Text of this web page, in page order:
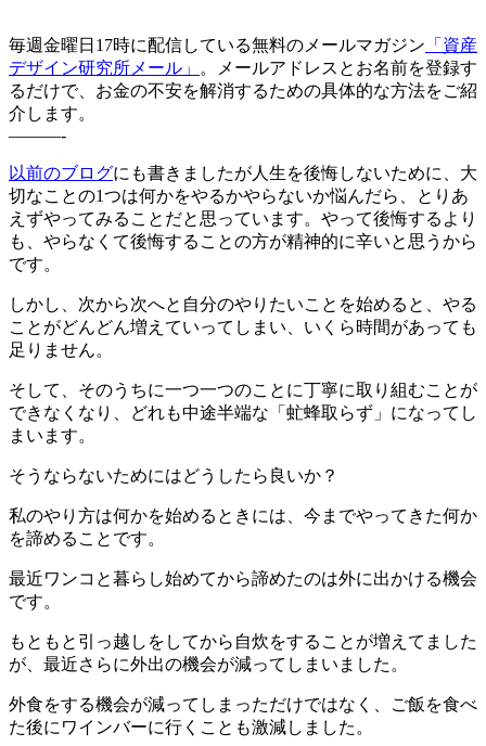
毎週金曜日17時に配信している無料のメールマガジン 「資産
デザイン研究所メール」
。メールアドレスとお名前を登録す
るだけで、お金の不安を解消するための具体的な方法をご紹
介します。
———-
以前のブログにも書きましたが人生を後悔しないために、大
切なことの1つは何かをやるかやらないか悩んだら、とりあ
えずやってみることだと思っています。やって後悔するより
も、やらなくて後悔することの方が精神的に辛いと思うから
です。
しかし、次から次へと自分のやりたいことを始めると、やる
ことがどんどん増えていってしまい、いくら時間があっても
足りません。
そして、そのうちに一つ一つのことに丁寧に取り組むことが
できなくなり、どれも中途半端な「虻蜂取らず」になってし
まいます。
そうならないためにはどうしたら良いか？
私のやり方は何かを始めるときには、今までやってきた何か
を諦めることです。
最近ワンコと暮らし始めてから諦めたのは外に出かける機会
です。
もともと引っ越しをしてから自炊をすることが増えてました
が、最近さらに外出の機会が減ってしまいました。
外食をする機会が減ってしまっただけではなく、ご飯を食べ
た後にワインバーに行くことも激減しました。